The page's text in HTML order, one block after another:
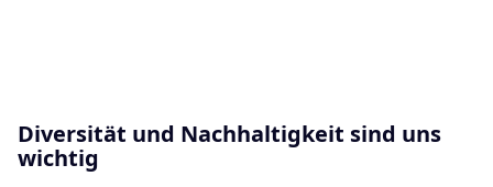
Diversität und Nachhaltigkeit sind uns
wichtig